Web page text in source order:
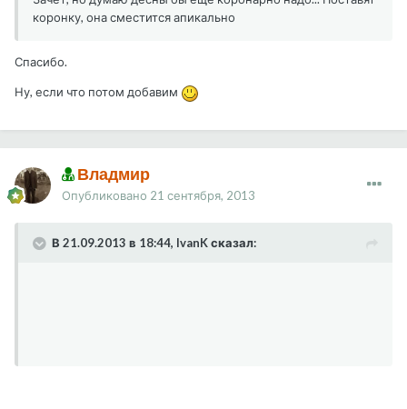
коронку, она сместится апикально
Спасибо.
Ну, если что потом добавим
Владмир
Опубликовано 21 сентября, 2013
В 21.09.2013 в 18:44, IvanK сказал: